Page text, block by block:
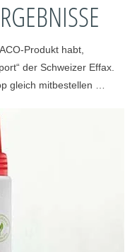
Produkt habt,
der Schweizer Effax.
gleich mitbestellen …